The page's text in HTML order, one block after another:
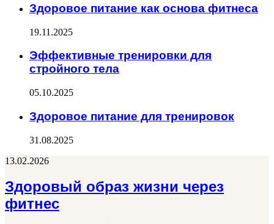
Здоровое питание как основа фитнеса
19.11.2025
Эффективные тренировки для
стройного тела
05.10.2025
Здоровое питание для тренировок
31.08.2025
13.02.2026
Здоровый образ жизни через
фитнес